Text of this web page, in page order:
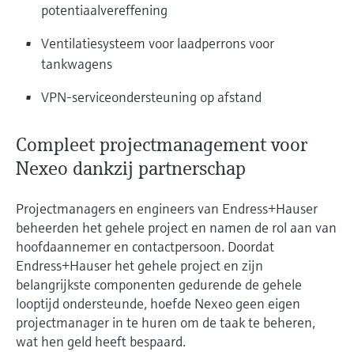
potentiaalvereffening
Ventilatiesysteem voor laadperrons voor
tankwagens
VPN-serviceondersteuning op afstand
Compleet projectmanagement voor
Nexeo dankzij partnerschap
Projectmanagers en engineers van Endress+Hauser
beheerden het gehele project en namen de rol aan van
hoofdaannemer en contactpersoon. Doordat
Endress+Hauser het gehele project en zijn
belangrijkste componenten gedurende de gehele
looptijd ondersteunde, hoefde Nexeo geen eigen
projectmanager in te huren om de taak te beheren,
wat hen geld heeft bespaard.